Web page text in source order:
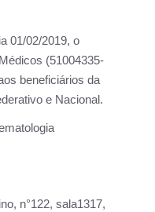
01/02/2019, o
(51004335-
beneficiários da
e Nacional.
n°122, sala1317,